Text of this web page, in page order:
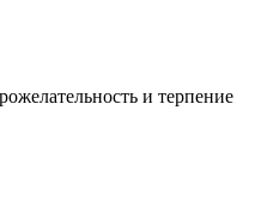
и терпение